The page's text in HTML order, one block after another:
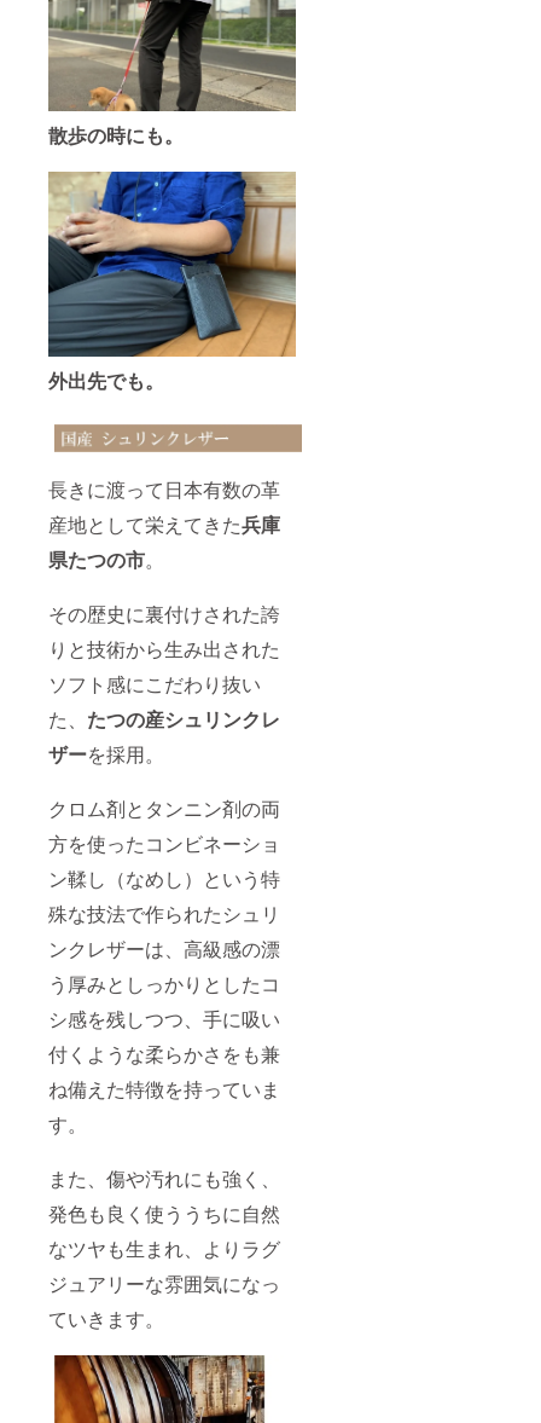
散歩の時にも。
外出先でも。
長きに渡って日本有数の革
産地として栄えてきた兵庫
県たつの市。
その歴史に裏付けされた誇
りと技術から生み出された
ソフト感にこだわり抜い
た、 たつの産シュリンクレ
ザーを採用。
クロム剤とタンニン剤の両
方を使ったコンビネーショ
ン鞣し（なめし）という特
殊な技法で作られたシュリ
ンクレザーは、高級感の漂
う厚みとしっかりとしたコ
シ感を残しつつ、手に吸い
付くような柔らかさをも兼
ね備えた特徴を持っていま
す。
また、傷や汚れにも強く、
発色も良く使ううちに自然
なツヤも生まれ、よりラグ
ジュアリーな雰囲気になっ
ていきます。